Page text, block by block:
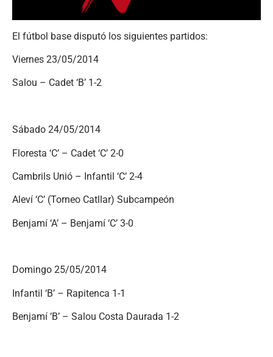
El fútbol base disputó los siguientes partidos:
Viernes 23/05/2014
Salou – Cadet ‘B’ 1-2
Sábado 24/05/2014
Floresta ‘C’ – Cadet ‘C’ 2-0
Cambrils Unió – Infantil ‘C’ 2-4
Aleví ‘C’ (Torneo Catllar) Subcampeón
Benjamí ‘A’ – Benjamí ‘C’ 3-0
Domingo 25/05/2014
Infantil ‘B’ – Rapitenca 1-1
Benjamí ‘B’ – Salou Costa Daurada 1-2